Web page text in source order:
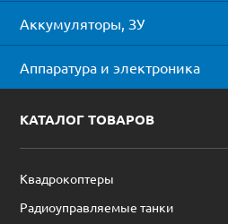
Аккумуляторы, ЗУ
Аппаратура и электроника
КАТАЛОГ ТОВАРОВ
Квадрокоптеры
Радиоуправляемые танки